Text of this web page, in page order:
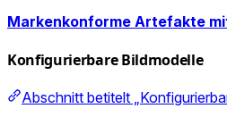
Markenkonforme Artefakte
Konfigurierbare Bildmodelle
Abschnitt betitelt